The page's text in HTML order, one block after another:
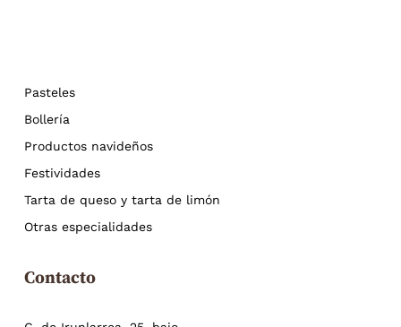
Pasteles
Bollería
Productos navideños
Festividades
Tarta de queso y tarta de limón
Otras especialidades
Contacto